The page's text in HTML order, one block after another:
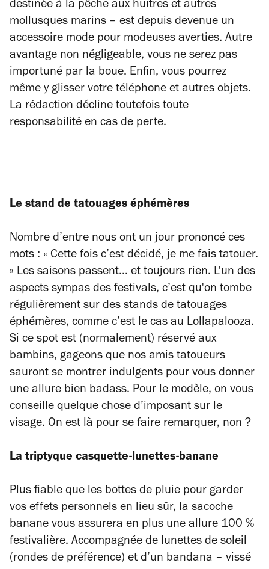
destinée à la pêche aux huitres et autres
mollusques marins – est depuis devenue un
accessoire mode pour modeuses averties. Autre
avantage non négligeable, vous ne serez pas
importuné par la boue. Enfin, vous pourrez
même y glisser votre téléphone et autres objets.
La rédaction décline toutefois toute
responsabilité en cas de perte.
Le stand de tatouages éphémères
Nombre d’entre nous ont un jour prononcé ces
mots : « Cette fois c’est décidé, je me fais tatouer.
» Les saisons passent... et toujours rien. L'un des
aspects sympas des festivals, c’est qu'on tombe
régulièrement sur des stands de tatouages
éphémères, comme c’est le cas au Lollapalooza.
Si ce spot est (normalement) réservé aux
bambins, gageons que nos amis tatoueurs
sauront se montrer indulgents pour vous donner
une allure bien badass. Pour le modèle, on vous
conseille quelque chose d’imposant sur le
visage. On est là pour se faire remarquer, non ?
La triptyque casquette-lunettes-banane
Plus fiable que les bottes de pluie pour garder
vos effets personnels en lieu sûr, la sacoche
banane vous assurera en plus une allure 100 %
festivalière. Accompagnée de lunettes de soleil
(rondes de préférence) et d’un bandana – vissé